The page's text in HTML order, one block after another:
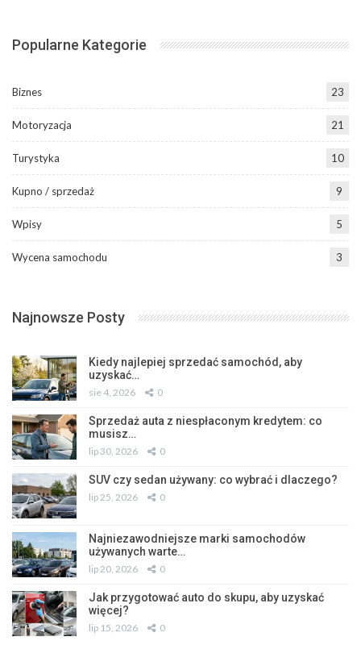
Popularne Kategorie
Biznes 23
Motoryzacja 21
Turystyka 10
Kupno / sprzedaż 9
Wpisy 5
Wycena samochodu 3
Najnowsze Posty
Kiedy najlepiej sprzedać samochód, aby
uzyskać…
sie 4, 2026 0
Sprzedaż auta z niespłaconym kredytem: co
musisz…
lip 30, 2026 0
SUV czy sedan używany: co wybrać i dlaczego?
lip 25, 2026 0
Najniezawodniejsze marki samochodów
używanych warte…
lip 20, 2026 0
Jak przygotować auto do skupu, aby uzyskać
więcej?
lip 15, 2026 0